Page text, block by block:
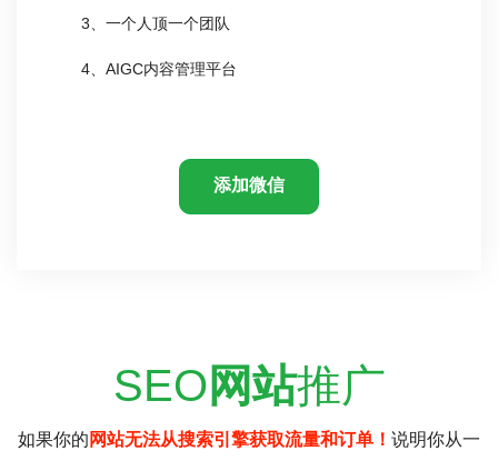
3、一个人顶一个团队
4、AIGC内容管理平台
添加微信
SEO 网站推广
如果你的 网站无法从搜索引擎获取流量和订单！ 说明你从一